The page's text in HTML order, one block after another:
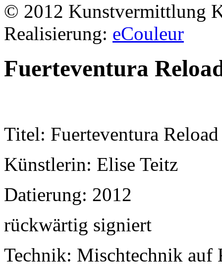
© 2012 Kunstvermittlung
Realisierung: eCouleur
Fuerteventura
Titel: Fuerteventura Reload
Künstlerin: Elise Teitz
Datierung: 2012
rückwärtig signiert
Technik: Mischtechnik auf